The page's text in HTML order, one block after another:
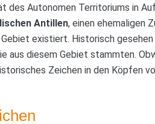
des Autonomen Territoriums in
Antillen, einen ehemaligen
existiert. Historisch gesehen
aus diesem Gebiet stammten.
Zeichen in den Köpfen